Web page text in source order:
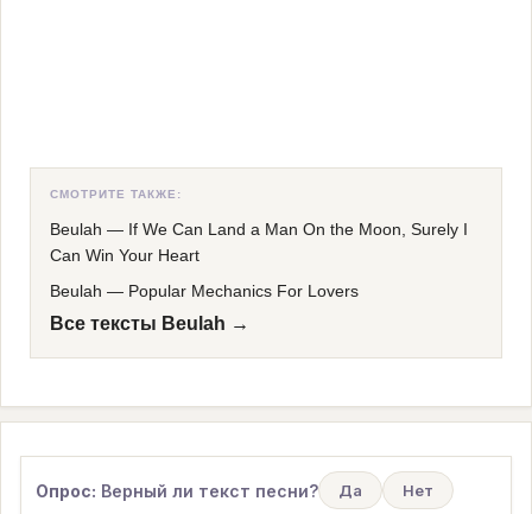
СМОТРИТЕ ТАКЖЕ:
Beulah — If We Can Land a Man On the Moon, Surely I
Can Win Your Heart
Beulah — Popular Mechanics For Lovers
Все тексты Beulah →
Опрос: Верный ли текст песни? Да Нет